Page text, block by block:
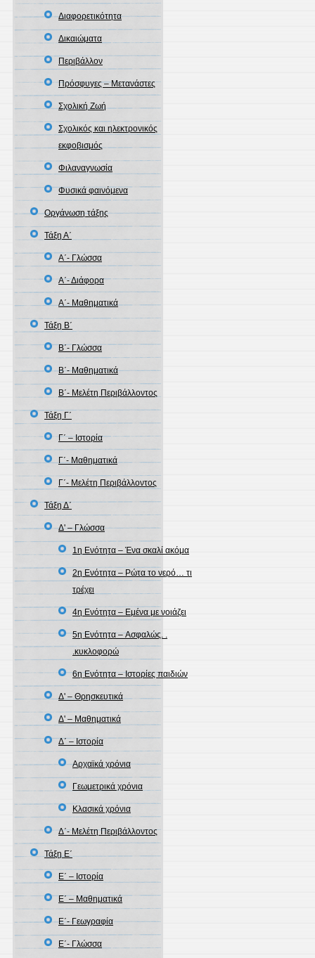
Διαφορετικότητα
Δικαιώματα
Περιβάλλον
Πρόσφυγες – Μετανάστες
Σχολική Ζωή
Σχολικός και ηλεκτρονικός
εκφοβισμός
Φιλαναγνωσία
Φυσικά φαινόμενα
Οργάνωση τάξης
Τάξη Α΄
Α΄- Γλώσσα
Α΄- Διάφορα
Α΄- Μαθηματικά
Τάξη Β΄
Β΄- Γλώσσα
Β΄- Μαθηματικά
Β΄- Μελέτη Περιβάλλοντος
Τάξη Γ΄
Γ΄ – Ιστορία
Γ΄- Μαθηματικά
Γ΄- Μελέτη Περιβάλλοντος
Τάξη Δ΄
Δ' – Γλώσσα
1η Ενότητα – Ένα σκαλί ακόμα
2η Ενότητα – Ρώτα το νερό… τι
τρέχει
4η Ενότητα – Εμένα με νοιάζει
5η Ενότητα – Aσφαλώς. .
.κυκλοφορώ
6η Ενότητα – Ιστορίες παιδιών
Δ' – Θρησκευτικά
Δ' – Μαθηματικά
Δ΄ – Ιστορία
Αρχαϊκά χρόνια
Γεωμετρικά χρόνια
Κλασικά χρόνια
Δ΄- Μελέτη Περιβάλλοντος
Τάξη Ε΄
Ε΄ – Ιστορία
Ε΄ – Μαθηματικά
Ε΄- Γεωγραφία
Ε΄- Γλώσσα